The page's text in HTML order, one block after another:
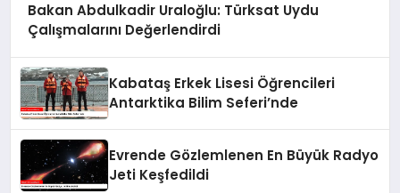
Bakan Abdulkadir Uraloğlu: Türksat Uydu
Çalışmalarını Değerlendirdi
Kabataş Erkek Lisesi Öğrencileri
Antarktika Bilim Seferi’nde
Evrende Gözlemlenen En Büyük Radyo
Jeti Keşfedildi